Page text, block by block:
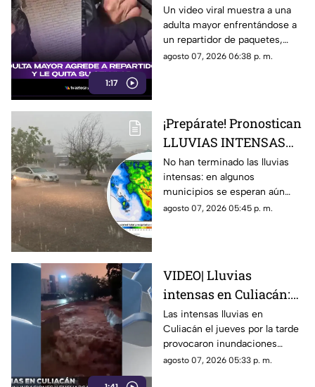
1:17
mayor agrede a
repartidor y le quita su
celular
Un video viral muestra a una
adulta mayor enfrentándose a
un repartidor de paquetes,
exigiendo su entrega y
agosto 07, 2026 06:38 p. m.
¡Prepárate! Pronostican
LLUVIAS INTENSAS
todo el fin de semana
en estos municipios de
Sinaloa
No han terminado las lluvias
intensas: en algunos
municipios se esperan aún
durante este fin de semana,
agosto 07, 2026 05:45 p. m.
VIDEO| Lluvias
intensas en Culiacán:
inundaciones y
personas arrastradas
Las intensas lluvias en
Culiacán el jueves por la tarde
provocaron inundaciones
severas y el desbordamiento
agosto 07, 2026 05:33 p. m.